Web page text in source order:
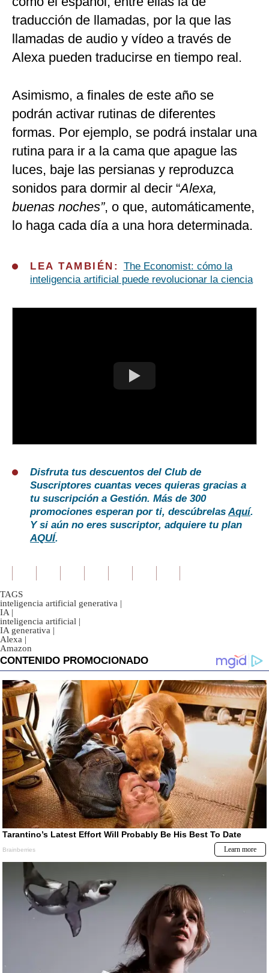
traducción de llamadas, por la que las
llamadas de audio y vídeo a través de
Alexa pueden traducirse en tiempo real.
Asimismo, a finales de este año se
podrán activar rutinas de diferentes
formas. Por ejemplo, se podrá instalar una
rutina para ir a la cama que apague las
luces, baje las persianas y reproduzca
sonidos para dormir al decir “Alexa,
buenas noches”, o que, automáticamente,
lo haga cada día a una hora determinada.
LEA TAMBIÉN: The Economist: cómo la
inteligencia artificial puede revolucionar la ciencia
Disfruta tus descuentos del Club de
Suscriptores cuantas veces quieras gracias a
tu suscripción a Gestión. Más de 300
promociones esperan por ti, descúbrelasAquí.
Y si aún no eres suscriptor, adquiere tu plan
AQUÍ.
TAGS
inteligencia artificial generativa |
IA |
inteligencia artificial |
IA generativa |
Alexa |
Amazon